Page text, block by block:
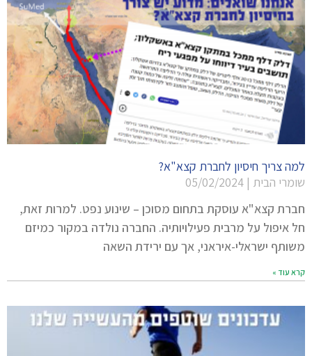
למה צריך חיסיון לחברת קצא"א?
שומרי הבית
חברת קצא"א עוסקת בתחום מסוכן – שינוע נפט. למרות זאת,
חל איפול על מרבית פעילויותיה. החברה נולדה במקור כמיזם
משותף ישראלי-איראני, אך עם ירידת השאה
קרא עוד »